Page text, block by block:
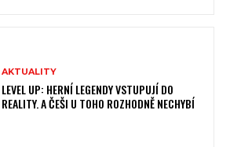
AKTUALITY
LEVEL UP: HERNÍ LEGENDY VSTUPUJÍ DO
REALITY. A ČEŠI U TOHO ROZHODNĚ NECHYBÍ